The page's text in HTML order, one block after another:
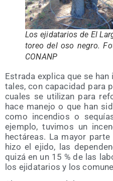
Los eji­da­ta­rios de El
to­reo del oso negro.
CONANP
Estra­da expli­ca que se
ta­les, con capa­ci­dad para
cua­les se uti­li­zan para
hace mane­jo o que han
como incen­dios o
ejem­plo, tuvi­mos un
hec­tá­reas. La mayor
hizo el eji­do, las
qui­zá en un 15 % de las
los eji­da­ta­rios y los